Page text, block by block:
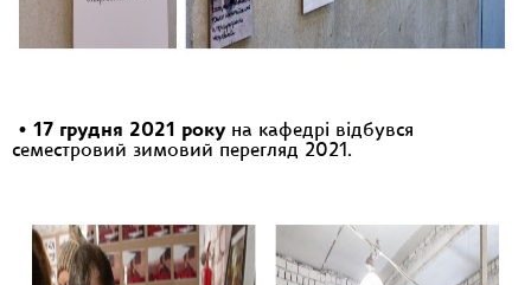
• 17 грудня 2021 рокуна кафедрі відбувся
семестровий зимовий перегляд 2021.